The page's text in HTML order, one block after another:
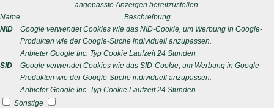
angepasste Anzeigen bereitzustellen.
Name
Beschreibung
NID
Google verwendet Cookies wie das NID-Cookie, um Werbung in Google-
Produkten wie der Google-Suche individuell anzupassen.
Anbieter Google Inc. Typ Cookie Laufzeit 24 Stunden
SID
Google verwendet Cookies wie das SID-Cookie, um Werbung in Google-
Produkten wie der Google-Suche individuell anzupassen.
Anbieter Google Inc. Typ Cookie Laufzeit 24 Stunden
Sonstige